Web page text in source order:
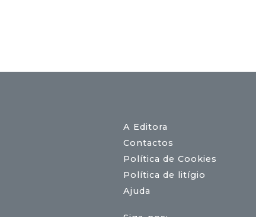
A Editora
Contactos
Política de Cookies
Política de litígio
Ajuda